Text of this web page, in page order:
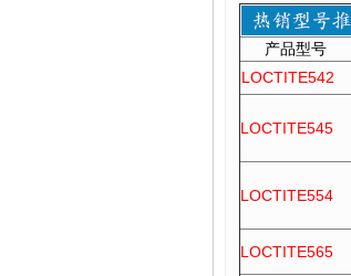
产品型号
LOCTITE542
LOCTITE545
LOCTITE554
LOCTITE565